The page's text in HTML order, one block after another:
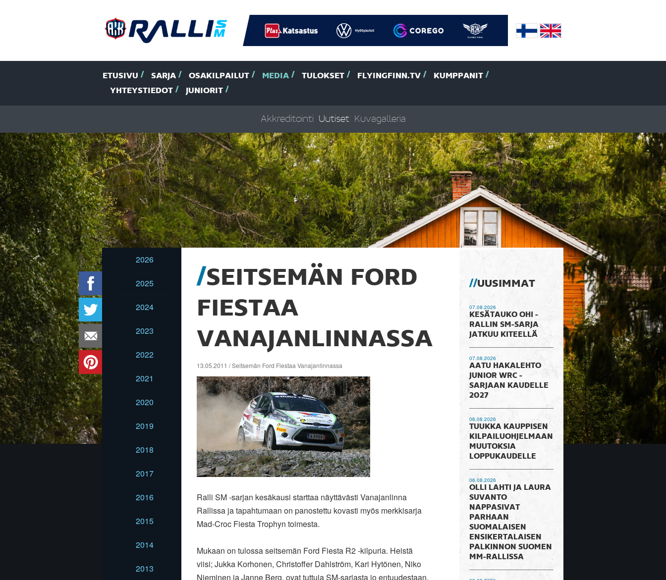
ETUSIVU SARJA OSAKILPAILUT MEDIA TULOKSET FLYINGFINN.TV
KUMPPANIT
YHTEYSTIEDOT
JUNIORIT
Akkreditointi Uutiset Kuvagalleria
2026
2025
2024
2023
2022
2021
2020
2019
2018
2017
2016
2015
2014
2013
SEITSEMÄN FORD
FIESTAA
VANAJANLINNASSA
13.05.2011 / Seitsemän Ford Fiestaa Vanajanlinnassa
Ralli SM -sarjan kesäkausi starttaa näyttävästi Vanajanlinna
Rallissa ja tapahtumaan on panostettu kovasti myös merkkisarja
Mad-Croc Fiesta Trophyn toimesta.
Mukaan on tulossa seitsemän Ford Fiesta R2 -kilpuria. Heistä
viisi; Jukka Korhonen, Christoffer Dahlström, Kari Hytönen, Niko
Nieminen ja Janne Berg, ovat tuttuja SM-sarjasta jo entuudestaan.
UUSIMMAT
07.08.2026
KESÄTAUKO OHI -
RALLIN SM-SARJA
JATKUU KITEELLÄ
07.08.2026
AATU HAKALEHTO
JUNIOR WRC -
SARJAAN KAUDELLE
2027
06.08.2026
TUUKKA KAUPPISEN
KILPAILUOHJELMAAN
MUUTOKSIA
LOPPUKAUDELLE
06.08.2026
OLLI LAHTI JA LAURA
SUVANTO
NAPPASIVAT
PARHAAN
SUOMALAISEN
ENSIKERTALAISEN
PALKINNON SUOMEN
MM-RALLISSA